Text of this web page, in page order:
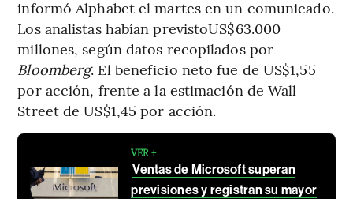
informó Alphabet el martes en un comunicado.
Los analistas habían previstoUS$63.000
millones, según datos recopilados por
Bloomberg. El beneficio neto fue de US$1,55
por acción, frente a la estimación de Wall
Street de US$1,45 por acción.
VER +
Ventas de Microsoft superan
previsiones y registran su mayor